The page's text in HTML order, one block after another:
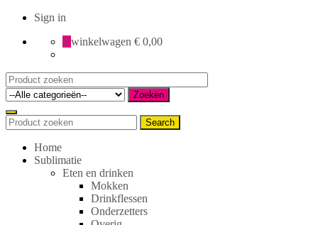
Sign in
0 winkelwagen € 0,00
Search
for:
Zoeken
Search
for:
Search
Home
Sublimatie
Eten en drinken
Mokken
Drinkflessen
Onderzetters